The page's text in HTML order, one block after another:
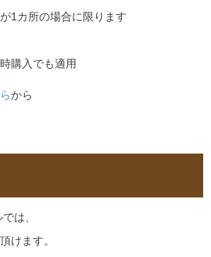
1カ所の場合に限ります
購入でも適用
から
は、
けます。